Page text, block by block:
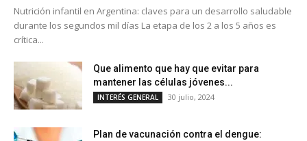
Nutrición infantil en Argentina: claves para un desarrollo saludable
durante los segundos mil días La etapa de los 2 a los 5 años es
crítica...
Que alimento que hay que evitar para
mantener las células jóvenes...
INTERÉS GENERAL 30 julio, 2024
Plan de vacunación contra el dengue: